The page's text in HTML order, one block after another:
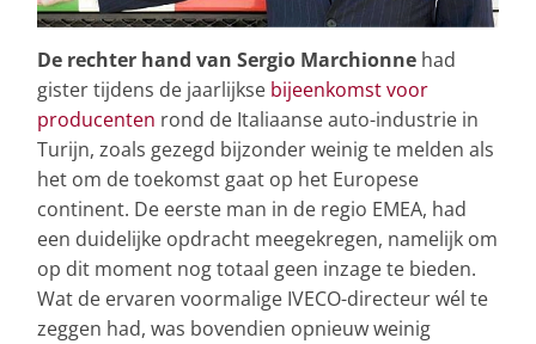
De rechter hand van Sergio Marchionne had
gister tijdens de jaarlijkse bijeenkomst voor
producenten rond de Italiaanse auto-industrie in
Turijn, zoals gezegd bijzonder weinig te melden als
het om de toekomst gaat op het Europese
continent. De eerste man in de regio EMEA, had
een duidelijke opdracht meegekregen, namelijk om
op dit moment nog totaal geen inzage te bieden.
Wat de ervaren voormalige IVECO-directeur wél te
zeggen had, was bovendien opnieuw weinig